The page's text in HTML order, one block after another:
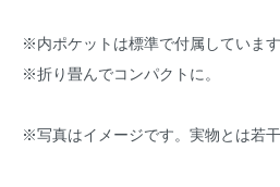
※内ポケットは標準で付属しています
※折り畳んでコンパクトに。
※写真はイメージです。実物とは若